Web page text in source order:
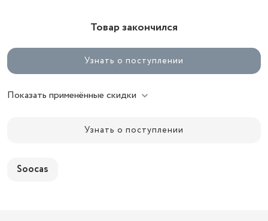
Товар закончился
Узнать о поступлении
Показать применённые скидки
Узнать о поступлении
Soocas